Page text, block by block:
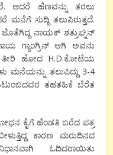
ಆದರೆ ಹೆಣವನ್ನು ತರಲು
ಮನೆಗೆ ಸುದ್ದಿ ತಲುಪಿರುತ್ತದೆ.
ನಾಯಕ್ ಶತ್ರುಘ್ನನ್
ಗ್ಯಾಂಗ್ರಿನ್ ಆಗಿ ಅವನು
ಹೋದ H.D.ಕೋಟೆಯ
ಮನೆಯನ್ನು ತಲುಪಿದ್ದು 3-4
ತಹತಹಿಕೆ ಬೆರೆತ
ಕೈಗೆ ಹೆಂಡತಿ ಬರೆದ ಪತ್ರ
ಕಾರಣ ಮರುದಿನದ
ಓದಿದರಾಯಿತು